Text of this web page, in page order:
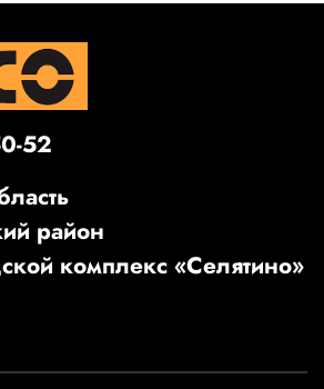
52
район
комплекс «Селятино»